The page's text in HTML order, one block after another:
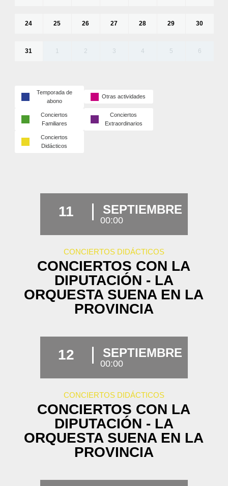
24 25 26 27 28 29 30
31 1 2 3 4 5 6
Temporada de
abono
Otras actividades
Conciertos
Familiares
Conciertos
Extraordinarios
Conciertos
Didácticos
11 SEPTIEMBRE
00:00
CONCIERTOS DIDÁCTICOS
CONCIERTOS CON LA
DIPUTACIÓN - LA
ORQUESTA SUENA EN LA
PROVINCIA
12 SEPTIEMBRE
00:00
CONCIERTOS DIDÁCTICOS
CONCIERTOS CON LA
DIPUTACIÓN - LA
ORQUESTA SUENA EN LA
PROVINCIA